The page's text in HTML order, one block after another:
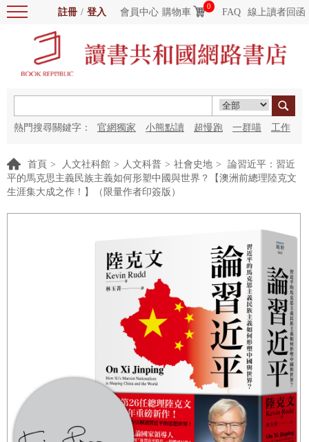
註冊 / 登入 會員中心 購物車
0
FAQ 線上讀者回函
熱門搜尋關鍵字： 官網獨家 小熊點讀 超慢跑 一群喵 工作
首頁 > 人文社科館 > 人文科普 > 社會史地 >
論習近平：習近
平的馬克思主義民族主義如何形塑中國與世界？【澳洲前總理陸克文
生涯集大成之作！】（限量作者印簽版）